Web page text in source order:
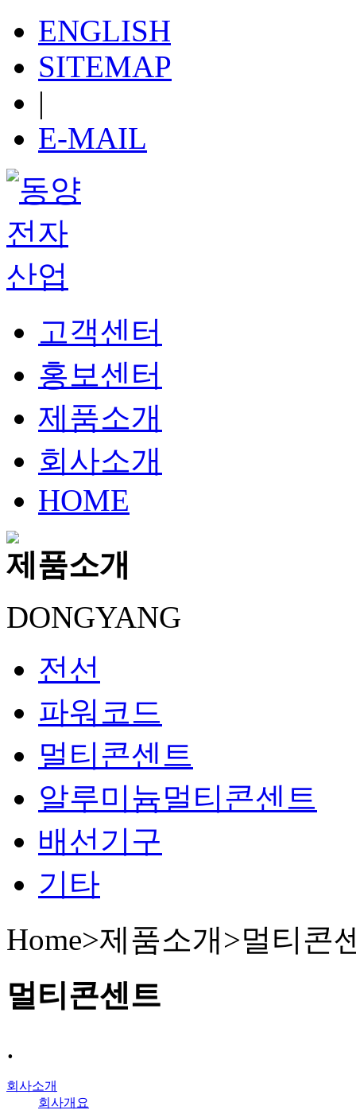
ENGLISH
SITEMAP
|
E-MAIL
고객센터
홍보센터
제품소개
회사소개
HOME
제품소개
DONGYANG
전선
파워코드
멀티콘센트
알루미늄멀티콘센트
배선기구
기타
Home>제품소개>멀티콘
멀티콘센트
.
회사소개
회사개요